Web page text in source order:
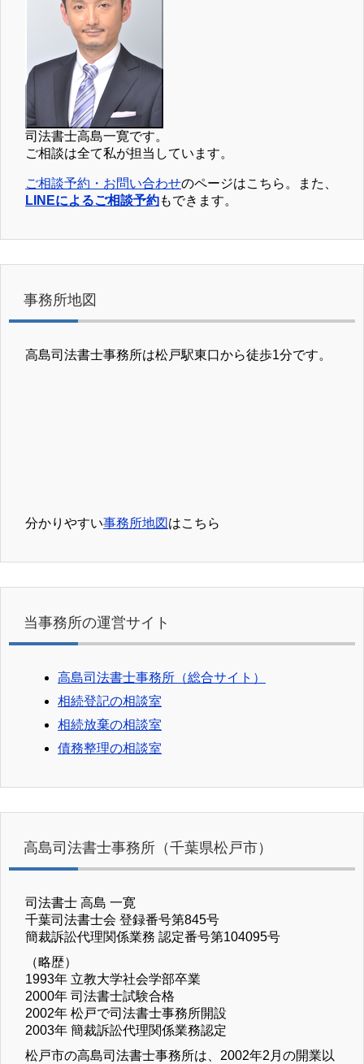
司法書士高島一寛です。
ご相談は全て私が担当しています。
ご相談予約・お問い合わせのページはこちら。また、
LINEによるご相談予約もできます。
事務所地図
高島司法書士事務所は松戸駅東口から徒歩1分です。
分かりやすい事務所地図 はこちら
当事務所の運営サイト
高島司法書士事務所（総合サイト）
相続登記の相談室
相続放棄の相談室
債務整理の相談室
高島司法書士事務所（千葉県松戸市）
司法書士 高島 一寛
千葉司法書士会 登録番号第845号
簡裁訴訟代理関係業務 認定番号第104095号
（略歴）
1993年 立教大学社会学部卒業
2000年 司法書士試験合格
2002年 松戸で司法書士事務所開設
2003年 簡裁訴訟代理関係業務認定
松戸市の高島司法書士事務所は、2002年2月の開業以